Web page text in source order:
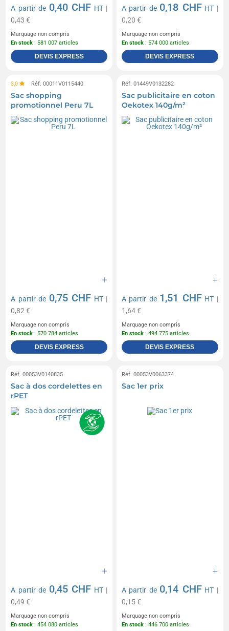
A partir de 0,40 CHF HT|
0,43 €
Marquage non compris
En stock : 581 007 articles
DEVIS EXPRESS
A partir de 0,18 CHF HT |
0,20 €
Marquage non compris
En stock : 574 000 articles
DEVIS EXPRESS
3,0 Réf. 00011V0115440
Sac shopping
promotionnel Peru 7L
A partir de 0,75 CHF HT|
0,82 €
Marquage non compris
En stock : 570 784 articles
DEVIS EXPRESS
Réf. 01449V0132282
Sac publicitaire en coton
Oekotex 140g/m²
A partir de 1,51 CHF HT |
1,64 €
Marquage non compris
En stock : 494 775 articles
DEVIS EXPRESS
Réf. 00053V0140835
Sac à dos cordelettes en
rPET
A partir de 0,45 CHF HT|
0,49 €
Marquage non compris
En stock : 454 080 articles
Réf. 00053V0063374
Sac 1er prix
A partir de 0,14 CHF HT |
0,15 €
Marquage non compris
En stock : 446 700 articles